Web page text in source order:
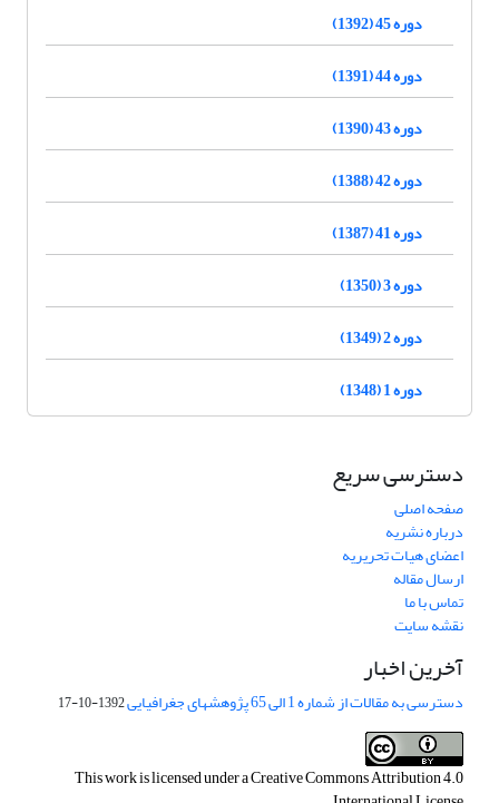
دوره 45 (1392)
دوره 44 (1391)
دوره 43 (1390)
دوره 42 (1388)
دوره 41 (1387)
دوره 3 (1350)
دوره 2 (1349)
دوره 1 (1348)
دسترسی سریع
صفحه اصلی
درباره نشریه
اعضای هیات تحریریه
ارسال مقاله
تماس با ما
نقشه سایت
آخرین اخبار
دسترسی به مقالات از شماره 1 الی 65 پژوهشهای جغرافیایی 1392-10-17
This work is licensed under aCreative Commons Attribution 4.0